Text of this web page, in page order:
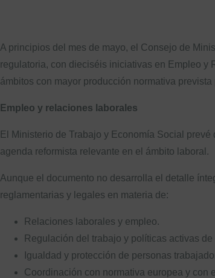
A principios del mes de mayo, el Consejo de
regulatoria, con dieciséis iniciativas en Empleo y
ámbitos con mayor producción normativa prevista
Empleo y relaciones laborales
El Ministerio de Trabajo y Economía Social
agenda reformista relevante en el ámbito laboral.
Aunque el documento no desarrolla el detalle
reglamentarias y legales en materia de:
Relaciones laborales y empleo.
Regulación del trabajo y políticas activas de
Igualdad y protección de personas
Coordinación con normativa europea y con